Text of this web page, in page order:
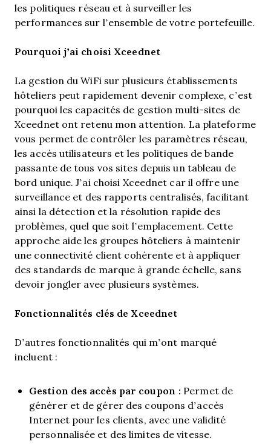
les politiques réseau et à surveiller les
performances sur l’ensemble de votre portefeuille.
Pourquoi j’ai choisi Xceednet
La gestion du WiFi sur plusieurs établissements
hôteliers peut rapidement devenir complexe, c’est
pourquoi les capacités de gestion multi-sites de
Xceednet ont retenu mon attention. La plateforme
vous permet de contrôler les paramètres réseau,
les accès utilisateurs et les politiques de bande
passante de tous vos sites depuis un tableau de
bord unique. J’ai choisi Xceednet car il offre une
surveillance et des rapports centralisés, facilitant
ainsi la détection et la résolution rapide des
problèmes, quel que soit l’emplacement. Cette
approche aide les groupes hôteliers à maintenir
une connectivité client cohérente et à appliquer
des standards de marque à grande échelle, sans
devoir jongler avec plusieurs systèmes.
Fonctionnalités clés de Xceednet
D’autres fonctionnalités qui m’ont marqué
incluent :
Gestion des accès par coupon : Permet de
générer et de gérer des coupons d’accès
Internet pour les clients, avec une validité
personnalisée et des limites de vitesse.